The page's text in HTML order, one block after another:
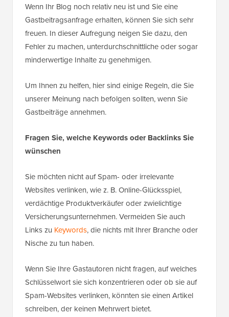
Wenn Ihr Blog noch relativ neu ist und Sie eine
Gastbeitragsanfrage erhalten, können Sie sich sehr
freuen. In dieser Aufregung neigen Sie dazu, den
Fehler zu machen, unterdurchschnittliche oder sogar
minderwertige Inhalte zu genehmigen.
Um Ihnen zu helfen, hier sind einige Regeln, die Sie
unserer Meinung nach befolgen sollten, wenn Sie
Gastbeiträge annehmen.
Fragen Sie, welche Keywords oder Backlinks Sie
wünschen
Sie möchten nicht auf Spam- oder irrelevante
Websites verlinken, wie z. B. Online-Glücksspiel,
verdächtige Produktverkäufer oder zwielichtige
Versicherungsunternehmen. Vermeiden Sie auch
Links zu Keywords, die nichts mit Ihrer Branche oder
Nische zu tun haben.
Wenn Sie Ihre Gastautoren nicht fragen, auf welches
Schlüsselwort sie sich konzentrieren oder ob sie auf
Spam-Websites verlinken, könnten sie einen Artikel
schreiben, der keinen Mehrwert bietet.